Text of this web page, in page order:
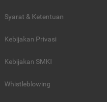
Syarat & Ketentuan
Kebijakan Privasi
Kebijakan SMKI
Whistleblowing